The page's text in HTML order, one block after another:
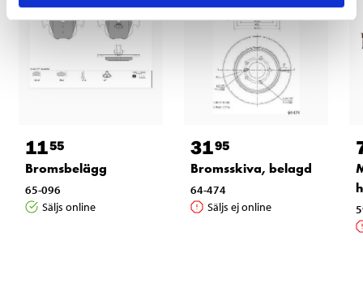
1155
Bromsbelägg
65-096
Säljs online
3195
Bromsskiva, belagd
64-474
Säljs ej online